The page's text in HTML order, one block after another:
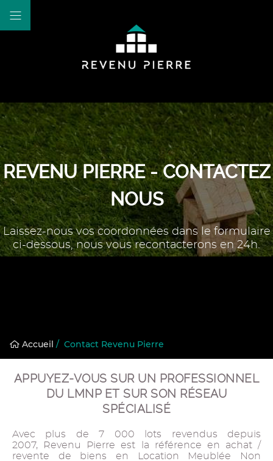
REVENU PIERRE - CONTACTEZ
NOUS
Laissez-nous vos coordonnées dans le formulaire
ci-dessous, nous vous recontacterons en 24h.
Accueil / Contact Revenu Pierre
APPUYEZ-VOUS SUR UN PROFESSIONNEL
DU LMNP ET SUR SON RÉSEAU
SPÉCIALISÉ
Avec plus de 7 000 lots revendus depuis
2007, Revenu Pierre est la référence en achat /
revente de biens en Location Meublée Non